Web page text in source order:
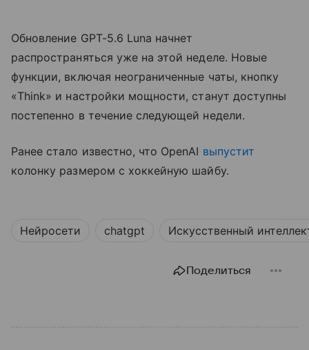
Обновление GPT-5.6 Luna начнет
распространяться уже на этой неделе. Новые
функции, включая неограниченные чаты, кнопку
«Think» и настройки мощности, станут доступны
постепенно в течение следующей недели.
Ранее стало известно, что OpenAI выпустит
колонку размером с хоккейную шайбу.
Нейросети chatgpt Искусственный
Поделиться